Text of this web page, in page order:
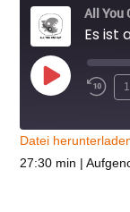
All You
Play
TEILEN
Datei
27:30 min |